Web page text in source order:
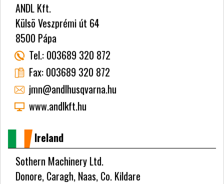
ANDL Kft.
Külsö Veszprémi út 64
8500 Pápa
Tel.: 003689 320 872
Fax: 003689 320 872
jmn@andlhusqvarna.hu
www.andlkft.hu
Ireland
Sothern Machinery Ltd.
Donore, Caragh, Naas, Co. Kildare